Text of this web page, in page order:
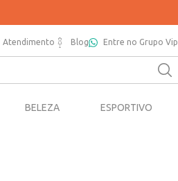
Atendimento Blog Entre no Grupo Vip
BELEZA ESPORTIVO